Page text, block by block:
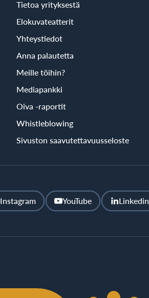
Tietoa yrityksestä
Elokuvateatterit
Yhteystiedot
Anna palautetta
Meille töihin?
Mediapankki
Oiva -raportit
Whistleblowing
Sivuston saavutettavuusseloste
Instagram YouTube Linkedin